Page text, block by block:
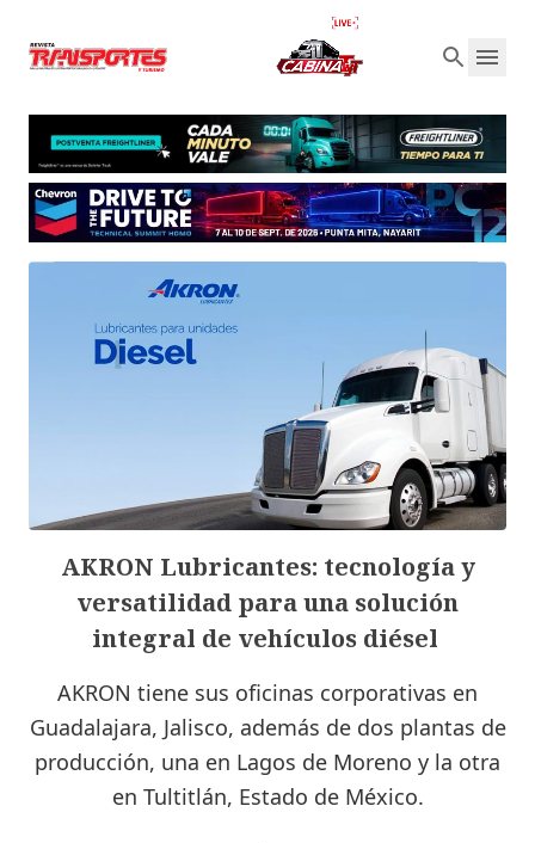
AKRON Lubricantes: tecnología y
versatilidad para una solución
integral de vehículos diésel
AKRON tiene sus oficinas corporativas en
Guadalajara, Jalisco, además de dos plantas de
producción, una en Lagos de Moreno y la otra
en Tultitlán, Estado de México.